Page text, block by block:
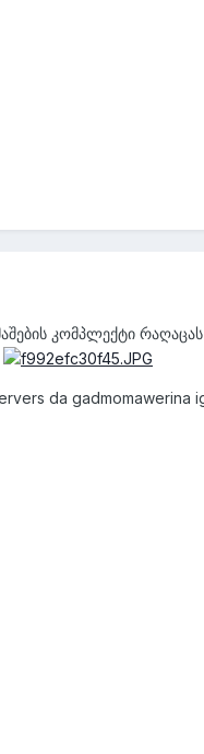
კომპლექტი
da